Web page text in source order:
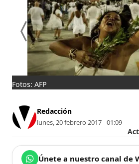
Fotos: AFP
Redacción
lunes, 20 febrero 2017 - 01:09
Únete a nuestro canal de